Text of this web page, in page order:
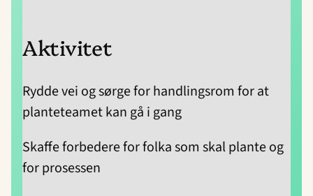
Aktivitet
Rydde vei og sørge for handlingsrom for at
planteteamet kan gå i gang
Skaffe forbedere for folka som skal plante og
for prosessen